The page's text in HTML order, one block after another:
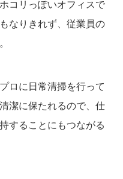
コリっぽいオフィスで
なりきれず、従業員の
ロに日常清掃を行って
潔に保たれるので、仕
することにもつながる